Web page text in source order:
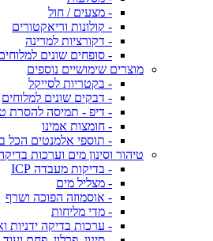
- מצעים / חול
- קולונות וריאקטורים
- דקורציות למרינה
- סופחים שונים
מוצרים שימושיים נוספים
- בקטריות לסייקל
- דבקים שונים למלוחים
- דיפ - תמיסה להסרת
- חומצות אמינו
- תוספי אלמנטים הכל
טיהור וסינון מים וערכות
- בדיקות מעבדה ICP
- מצליל מים
- אוסמוזה הפוכה ושרף
- מדי מליחות
- ערכות בדיקה ידניות